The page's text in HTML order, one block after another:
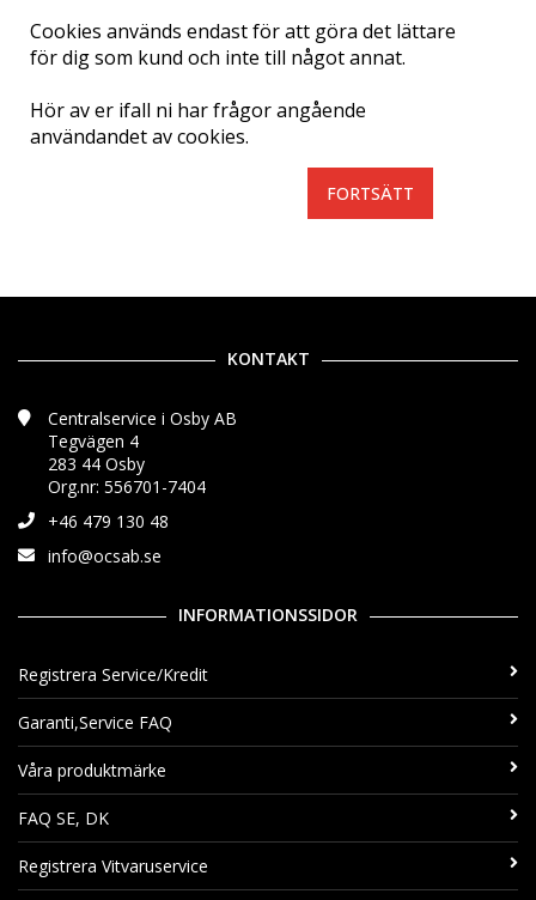
Cookies används endast för att göra det lättare
för dig som kund och inte till något annat.
Hör av er ifall ni har frågor angående
användandet av cookies.
FORTSÄTT
KONTAKT
Centralservice i Osby AB
Tegvägen 4
283 44 Osby
Org.nr: 556701-7404
+46 479 130 48
info@ocsab.se
INFORMATIONSSIDOR
Registrera Service/Kredit
Garanti,Service FAQ
Våra produktmärke
FAQ SE, DK
Registrera Vitvaruservice